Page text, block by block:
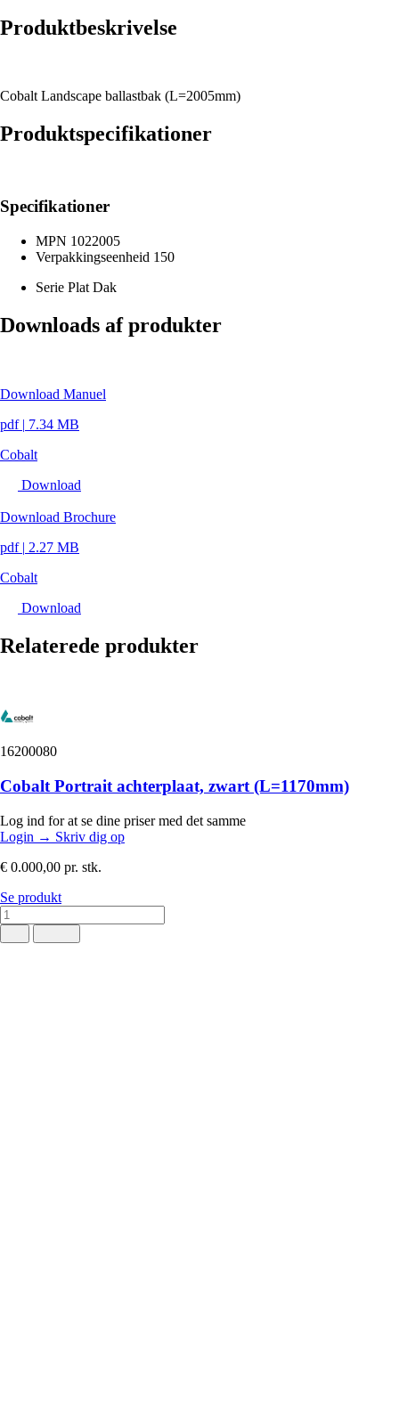
Produktbeskrivelse
Cobalt Landscape ballastbak (L=2005mm)
Produktspecifikationer
Specifikationer
MPN 1022005
Verpakkingseenheid 150
Serie Plat Dak
Downloads af produkter
Download Manuel
pdf | 7.34 MB
Cobalt
Download
Download Brochure
pdf | 2.27 MB
Cobalt
Download
Relaterede produkter
16200080
Cobalt Portrait achterplaat, zwart (L=1170mm)
Log ind for at se dine priser med det samme
Login → Skriv dig op
€ 0.000,00 pr. stk.
Se produkt